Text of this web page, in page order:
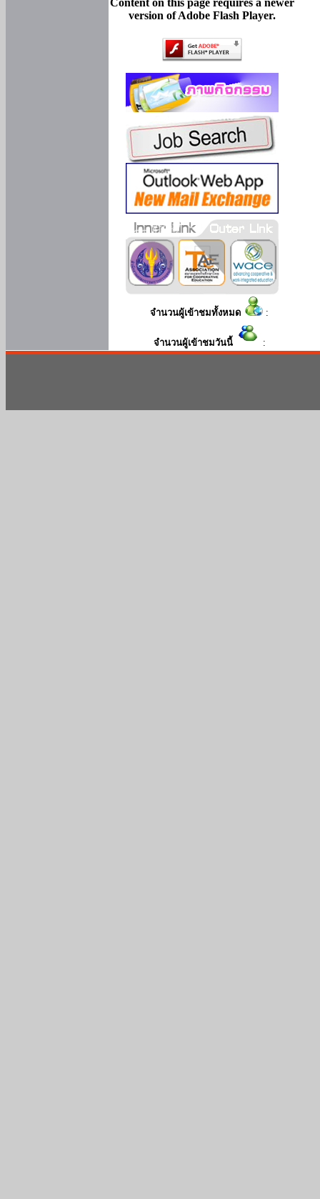
Content on this page requires a newer
version of Adobe Flash Player.
จำนวนผู้เข้าชมทั้งหมด :
จำนวนผู้เข้าชมวันนี้ :